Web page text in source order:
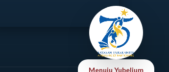
Menuju Yubelium